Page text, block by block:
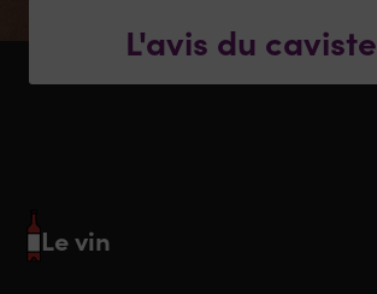
L'avis du caviste
Le vin